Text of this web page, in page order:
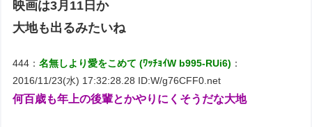
映画は3月11日か
大地も出るみたいね
444：名無しより愛をこめて (ﾜｯﾁｮｲW b995-RUi6) ：
2016/11/23(水) 17:32:28.28 ID:W/g76CFF0.net
何百歳も年上の後輩とかやりにくそうだな大地